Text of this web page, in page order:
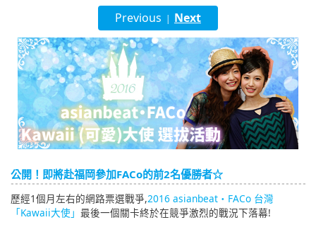
English
ภาษาไทย
tiéng Viêt
Bahasa Indonesia
Previous | Next
公開！即將赴福岡參加FACo的前2名優勝者☆
歷經1個月左右的網路票選戰爭,2016 asianbeat・FACo 台灣
「Kawaii大使」 最後一個關卡終於在競爭激烈的戰況下落幕!